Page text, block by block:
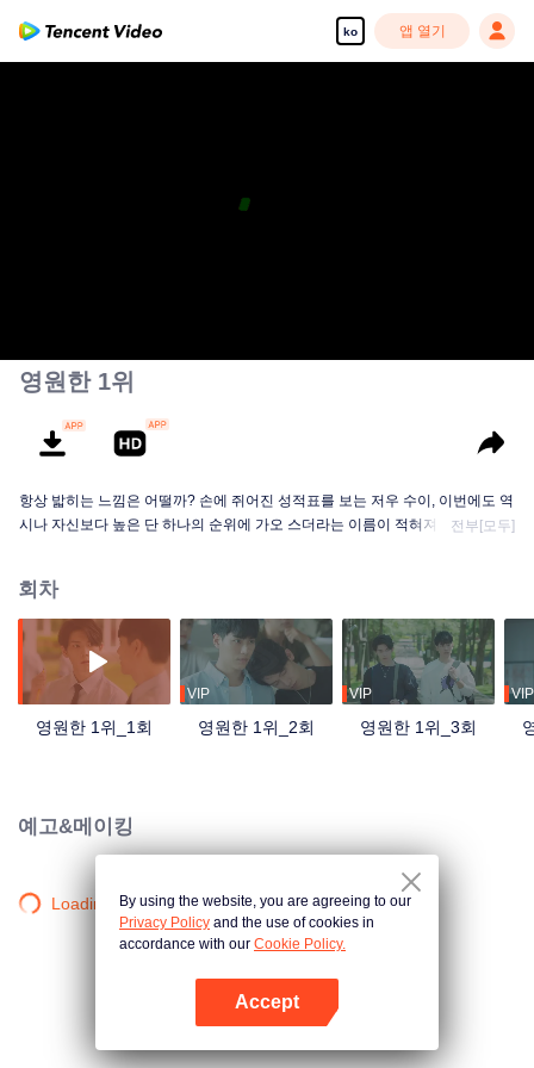
ko 앱 열기
영원한 1위
항상 밟히는 느낌은 어떨까? 손에 쥐어진 성적표를 보는 저우 수이, 이번에도 역
시나 자신보다 높은 단 하나의 순위에 가오 스더라는 이름이 적혀져있다. 저우
위]로 전락한 저우 수이... 어느덧 다가온 고3, 저우 수이는 대학교에 가면 가오
스더를 부딪힐 일이 없을 거라며 몰래 미소를 짓는다. 기쁜 마음으로 대학교에
들어간 저우 수이는 재차 좋아하는 수영부에 가입하며 떠받들리는 삶을 누린다.
하지만 웬걸 졸업 직전에 맞이하는 신입생 대결에서 가오 스더를 볼 줄이야! 가
오 스더의 출연으로 인해 자기가 짝사랑하는 선배 앞에서 우승을 하기는 커녕
고-싶-다! 게다가 그 선배는 자기가 젤 좋아하는 친구랑 사귀고 있는 걸 본 저우
전부[모두]
회차
영원한 1위_1회
VIP
영원한 1위_2회
VIP
영원한 1위_3회
VIP
예고&메이킹
Loading…By using the website, you are agreeing to our
Privacy Policy and the use of cookies in
accordance with our Cookie Policy.
Accept